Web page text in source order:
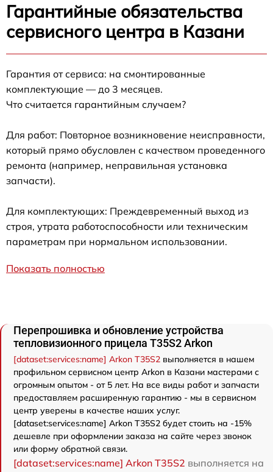
Гарантийные обязательства
сервисного центра в Казани
Гарантия от сервиса: на смонтированные
комплектующие — до 3 месяцев.
Что считается гарантийным случаем?
Для работ: Повторное возникновение неисправности,
который прямо обусловлен с качеством проведенного
ремонта (например, неправильная установка
запчасти).
Для комплектующих: Преждевременный выход из
строя, утрата работоспособности или техническим
параметрам при нормальном использовании.
Показать полностью
Перепрошивка и обновление устройства
тепловизионного прицела T35S2 Arkon
[dataset:services:name] Arkon T35S2 выполняется в нашем
профильном сервисном центр Arkon в Казани мастерами с
огромным опытом - от 5 лет. На все виды работ и запчасти
предоставляем расширенную гарантию - мы в сервисном
центр уверены в качестве наших услуг.
[dataset:services:name] Arkon T35S2 будет стоить на -15%
дешевле при оформлении заказа на сайте через звонок
или форму обратной связи.
[dataset:services:name] Arkon T35S2 выполняется на